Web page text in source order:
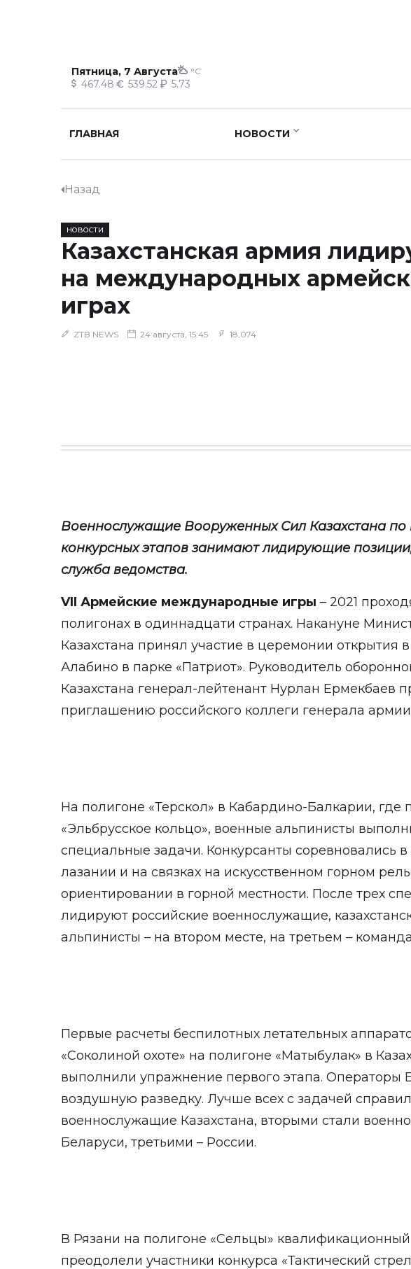
Пятница, 7 Августа °C
467.48 539.52 5.73
ГЛАВНАЯ НОВОСТИ
Назад
НОВОСТИ
Казахстанская армия
на международных
играх
ZTB NEWS 24 августа, 15:45 18,074
Военнослужащие Вооруженных Сил Казахстана по
конкурсных этапов занимают лидирующие
служба ведомства.
VII Армейские международные игры – 2021
полигонах в одиннадцати странах. Накануне
Казахстана принял участие в церемонии открытия
Алабино в парке «Патриот». Руководитель
Казахстана генерал-лейтенант Нурлан Ермекбаев
приглашению российского коллеги генерала
На полигоне «Терскол» в Кабардино-Балкарии, где
«Эльбрусское кольцо», военные альпинисты
специальные задачи. Конкурсанты соревновались
лазании и на связках на искусственном горном
ориентировании в горной местности. После трех
лидируют российские военнослужащие,
альпинисты – на втором месте, на третьем –
Первые расчеты беспилотных летательных
«Соколиной охоте» на полигоне «Матыбулак» в
выполнили упражнение первого этапа. Операторы
воздушную разведку. Лучше всех с задачей
военнослужащие Казахстана, вторыми стали
Беларуси, третьими – России.
В Рязани на полигоне «Сельцы»
преодолели участники конкурса «Тактический